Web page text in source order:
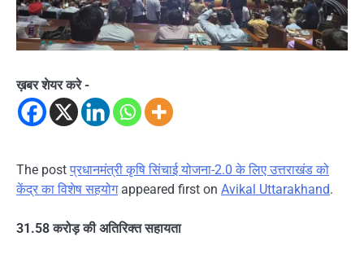
ख़बर शेयर करे -
The postप्रधानमंत्री कृषि सिंचाई योजना-2.0 के लिए उत्तराखंड को
केंद्र का विशेष सहयोगappeared first on Avikal Uttarakhand.
31.58 करोड़ की अतिरिक्त सहायता